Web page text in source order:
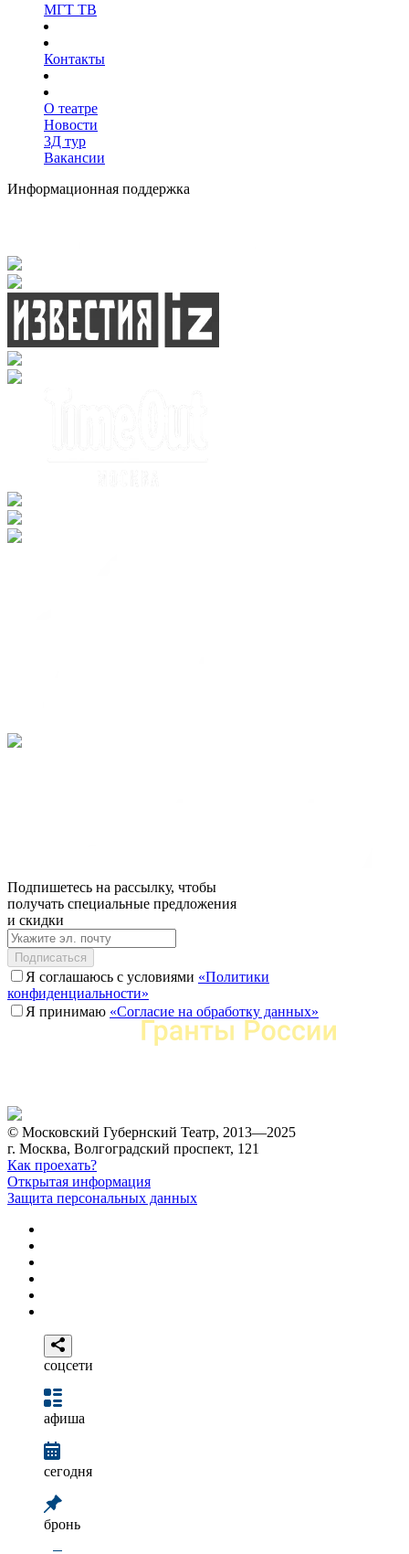
МГТ ТВ
Контакты
О театре
Новости
3Д тур
Вакансии
Информационная поддержка
Подпишетесь на рассылку, чтобы
получать специальные предложения
и скидки
Подписаться
Я соглашаюсь с условиями «Политики
конфиденциальности»
Я принимаю «Согласие на обработку данных»
© Московский Губернский Театр, 2013—2025
г. Москва, Волгоградский проспект, 121
Как проехать?
Открытая информация
Защита персональных данных
соцсети
афиша
сегодня
бронь